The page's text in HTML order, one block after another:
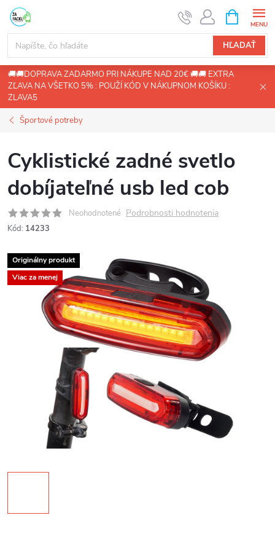
Prejsť
obsah
HĽADAŤ
KOŠÍK
🚚🚚DOPRAVA ZADARMO PRI NÁKUPE NAD 20€ 🚚🚚 EXTRA
ZĽAVA NA VŠETKO 5% : POUŽÍ KÓD V NÁKUPNOM KOŠÍKU :
ZLAVA5
Športové potreby
Cyklistické zadné svetlo
dobíjateľné usb led cob
Neohodnotené Podrobnosti hodnotenia
Kód: 14233
Originálny produkt
Viac za menej